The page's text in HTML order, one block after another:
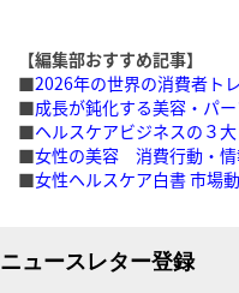
【編集部おすすめ記事】
■2026年の世界の消費者ト
■成長が鈍化する美容・パ
■ヘルスケアビジネスの３
■女性の美容 消費行動・情
■女性ヘルスケア白書 市場
ニュースレター登録